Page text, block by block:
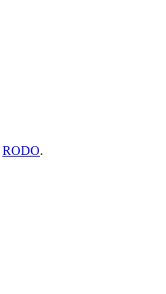
RODO.